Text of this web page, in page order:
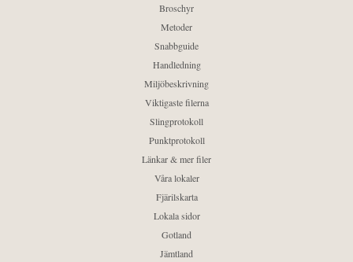
Broschyr
Metoder
Snabbguide
Handledning
Miljöbeskrivning
Viktigaste filerna
Slingprotokoll
Punktprotokoll
Länkar & mer filer
Våra lokaler
Fjärilskarta
Lokala sidor
Gotland
Jämtland